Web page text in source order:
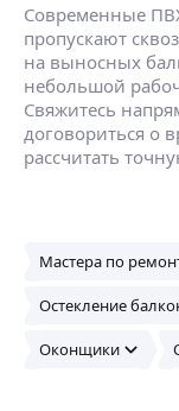
Современные
пропускают
на выносных
небольшой
Свяжитесь
договориться о
рассчитать
Мастера по
Остекление
Оконщики